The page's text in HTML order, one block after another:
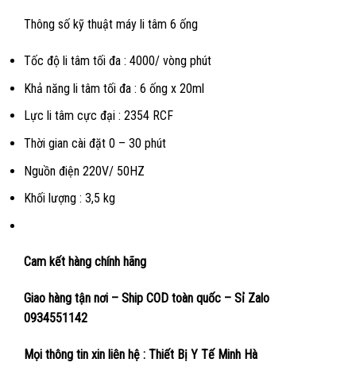
Thông số kỹ thuật máy li tâm 6 ống
Tốc độ li tâm tối đa : 4000/ vòng phút
Khả năng li tâm tối đa : 6 ống x 20ml
Lực li tâm cực đại : 2354 RCF
Thời gian cài đặt 0 – 30 phút
Nguồn điện 220V/ 50HZ
Khối lượng : 3,5 kg
Cam kết hàng chính hãng
Giao hàng tận nơi – Ship COD toàn quốc – Sỉ Zalo
0934551142
Mọi thông tin xin liên hệ : Thiết Bị Y Tế Minh Hà